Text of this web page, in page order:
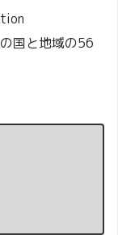
国と地域の56